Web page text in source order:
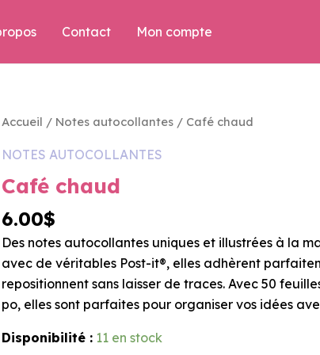
Contact Mon compte
Accueil / Notes autocollantes / Café chaud
NOTES AUTOCOLLANTES
Café chaud
6.00$
Des notes autocollantes uniques et illustrées à la
avec de véritables Post-it®, elles adhèrent
repositionnent sans laisser de traces. Avec 50
po, elles sont parfaites pour organiser vos idées
Disponibilité : 11 en stock
quantité
Café